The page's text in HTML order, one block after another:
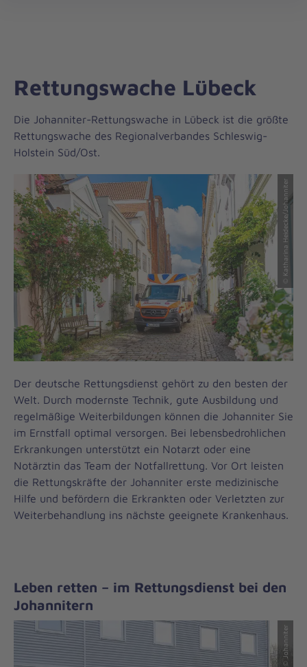
Rettungswache Lübeck
Die Johanniter-Rettungswache in Lübeck ist die größte
Rettungswache des Regionalverbandes Schleswig-
Holstein Süd/Ost.
© Katharina Heidecke/Johanniter
Der deutsche Rettungsdienst gehört zu den besten der
Welt. Durch modernste Technik, gute Ausbildung und
regelmäßige Weiterbildungen können die Johanniter Sie
im Ernstfall optimal versorgen. Bei lebensbedrohlichen
Erkrankungen unterstützt ein Notarzt oder eine
Notärztin das Team der Notfallrettung. Vor Ort leisten
die Rettungskräfte der Johanniter erste medizinische
Hilfe und befördern die Erkrankten oder Verletzten zur
Weiterbehandlung ins nächste geeignete Krankenhaus.
Leben retten – im Rettungsdienst bei den
Johannitern
© Johanniter